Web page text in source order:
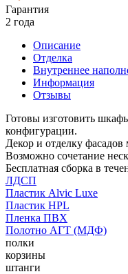
Гарантия
2 года
Описание
Отделка
Внутреннее
Информация
Отзывы
Готовы изготовить
конфигурации.
Декор и отделку
Возможно сочетание
Бесплатная сборка в
ЛДСП
Пластик Alvic Luxe
Пластик HPL
Пленка ПВХ
Полотно АГТ (МДФ)
полки
корзины
штанги